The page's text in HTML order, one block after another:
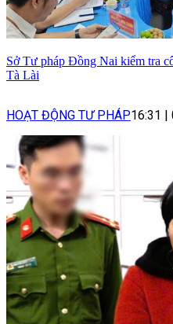
Sở Tư pháp Đồng Nai kiểm tra
Tà Lài
HOẠT ĐỘNG TƯ PHÁP16:31